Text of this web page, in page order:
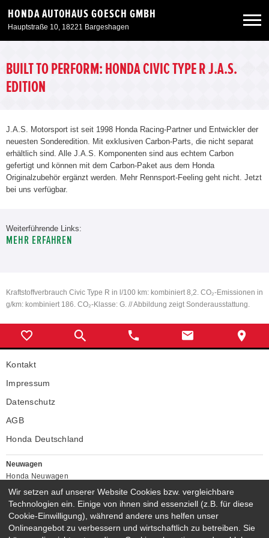
HONDA AUTOHAUS GOESCH GMBH
Hauptstraße 10, 18221 Bargeshagen
Gebrauchtwagen
Angebote
Service & Zubehör
BUILT TO PERFORM: HONDA CIVIC TYPE R J.A.S.
EDITION
J.A.S. Motorsport ist seit 1998 Honda Racing-Partner und Entwickler der
neuesten Sonderedition. Mit exklusiven Carbon-Parts, die nicht separat
erhältlich sind. Alle J.A.S. Komponenten sind aus echtem Carbon
gefertigt und können mit dem Carbon-Paket aus dem Honda
Originalzubehör ergänzt werden. Mehr Rennsport-Feeling geht nicht. Jetzt
bei uns verfügbar.
Weiterführende Links:
MEHR ERFAHREN
Kraftstoffverbrauch Civic Type R in l/100 km: kombiniert 8,2. CO₂-Emissionen in
g/km: kombiniert 186. CO₂-Klasse: G. // Abbildung zeigt Sonderausstattung.
Kontakt
Impressum
Datenschutz
AGB
Honda Deutschland
Neuwagen
Honda Neuwagen
Gebrauchtwagen
Honda Gebrauchtwagen
Honda Vorführwagen
Gesamtbestand
Wir setzen auf unserer Website Cookies bzw. vergleichbare
Technologien ein. Einige von ihnen sind essenziell (z.B. für diese
Cookie-Einwilligung), während andere uns helfen unser
Onlineangebot zu verbessern und wirtschaftlich zu betreiben. Sie